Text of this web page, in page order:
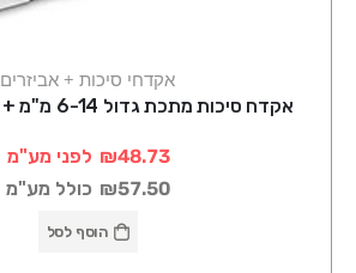
אקדחי סיכות + אביזרים
אקדח סיכות מתכת גדול 6-14 מ"מ + בורג חיזוק T.W
₪48.73 לפני מע"מ
₪57.50 כולל מע"מ
הוסף לסל